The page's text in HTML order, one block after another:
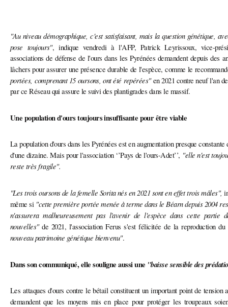
"Au niveau démographique, c'est satisfaisant, mais la question génétique,
pose toujours", indique vendredi à l'AFP, Patrick Leyrissoux, vice-
associations de défense de l'ours dans les Pyrénées demandent depuis des
lâchers pour assurer une présence durable de l'espèce, comme le
portées, comprenant 15 oursons, ont été repérées"en 2021 contre neuf l'an
par ce Réseau qui assure le suivi des plantigrades dans le massif.
Une population d'ours toujours insuffisante pour être viable
La population d'ours dans les Pyrénées est en augmentation presque
d'une dizaine. Mais pour l'association ‘’Pays de l'ours-Adet’’, "elle n'est
reste très fragile".
"Les trois oursons de la femelle Sorita nés en 2021 sont en effet trois mâles",
même si"cette première portée menée à terme dans le Béarn depuis 2004
n'assurera malheureusement pas l'avenir de l'espèce dans cette partie
nouvelles"de 2021, l'association Ferus s'est félicitée de la reproduction
nouveau patrimoine génétique bienvenu".
Dans son communiqué, elle souligne aussi une "baisse sensible des
Les attaques d'ours contre le bétail constituent un important point de tension
demandent que les moyens mis en place pour protéger les troupeaux